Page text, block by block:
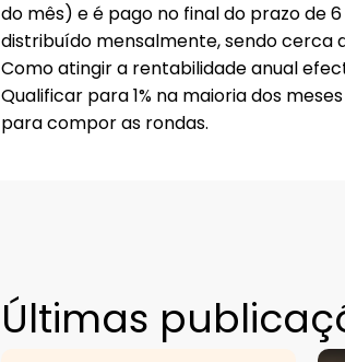
do mês) e é pago no final do prazo de
distribuído mensalmente, sendo cerca
Como atingir a rentabilidade anual
Qualificar para1% na maioria dos
para compor as rondas.
Últimas